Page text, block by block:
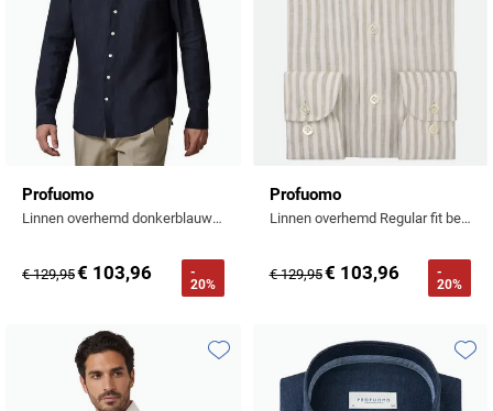
Profuomo
Linnen overhemd donkerblauw Regular fit
€ 129,95€ 103,96
-
20%
Profuomo
Linnen overhemd Regular fit beige wit gestreept
€ 129,95€ 103,96
-
20%
Toevoegen aan favorieten